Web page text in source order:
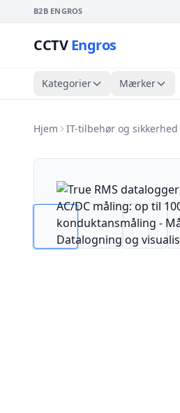
B2B ENGROS
CCTVEngros
Kategorier Mærker
Hjem IT-tilbehør og sikkerhed